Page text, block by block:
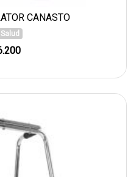
CANASTO